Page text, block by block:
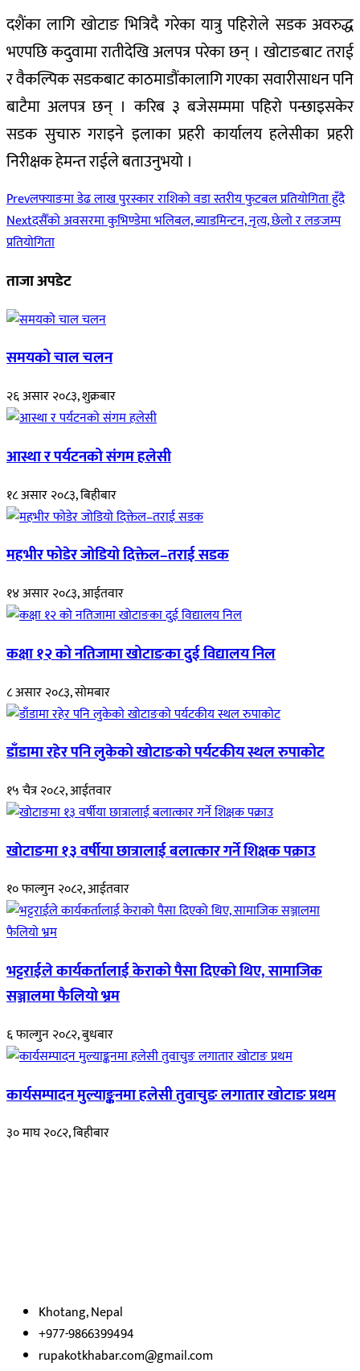
दशैंका लागि खोटाङ भित्रिदै गरेका यात्रु पहिरोले सडक अवरुद्ध
भएपछि कदुवामा रातीदेखि अलपत्र परेका छन् । खोटाङबाट तराई
र वैकल्पिक सडकबाट काठमाडौंकालागि गएका सवारीसाधन पनि
बाटैमा अलपत्र छन् ।करिब ३ बजेसम्ममा पहिरो पन्छाइसकेर
सडक सुचारु गराइने इलाका प्रहरी कार्यालय हलेसीका प्रहरी
निरीक्षक हेमन्त राईले बताउनुभयो ।
Prevलफ्याङमा डेढ लाख पुरस्कार राशिको वडा स्तरीय फुटबल प्रतियोगिता हुँदै
Nextदसैँको अवसरमा कुभिण्डेमा भलिबल, ब्याडमिन्टन, नृत्य, छेलो र लङजम्प
प्रतियोगिता
ताजा अपडेट
समयको चाल चलन
२६ असार २०८३, शुक्रबार
आस्था र पर्यटनको संगम हलेसी
१८ असार २०८३, बिहीबार
महभीर फोडेर जोडियो दिक्तेल–तराई सडक
१४ असार २०८३, आईतवार
कक्षा १२ को नतिजामा खोटाङका दुई विद्यालय निल
८ असार २०८३, सोमबार
डाँडामा रहेर पनि लुकेको खोटाङको पर्यटकीय स्थल रुपाकोट
१५ चैत्र २०८२, आईतवार
खोटाङमा १३ वर्षीया छात्रालाई बलात्कार गर्ने शिक्षक पक्राउ
१० फाल्गुन २०८२, आईतवार
भट्टराईले कार्यकर्तालाई केराको पैसा दिएको थिए, सामाजिक
सञ्जालमा फैलियो भ्रम
६ फाल्गुन २०८२, बुधबार
कार्यसम्पादन मुल्याङ्कनमा हलेसी तुवाचुङ लगातार खोटाङ प्रथम
३० माघ २०८२, बिहीबार
Khotang, Nepal
+977-9866399494
rupakotkhabar.com@gmail.com